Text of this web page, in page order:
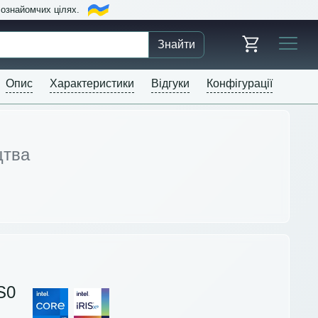
цілях.
Знайти
Опис Характеристики Відгуки Конфігурації